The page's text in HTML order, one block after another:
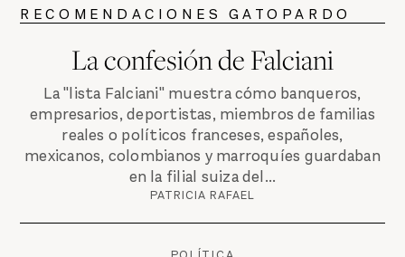
RECOMENDACIONES GATOPARDO
La confesión de Falciani
La "lista Falciani" muestra cómo banqueros,
empresarios, deportistas, miembros de familias
reales o políticos franceses, españoles,
mexicanos, colombianos y marroquíes guardaban
en la filial suiza del...
PATRICIA RAFAEL